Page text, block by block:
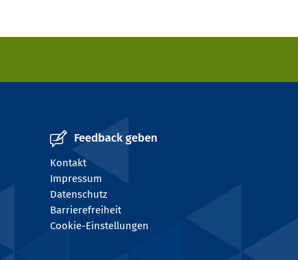
Feedback geben
Kontakt
Impressum
Datenschutz
Barrierefreiheit
Cookie-Einstellungen